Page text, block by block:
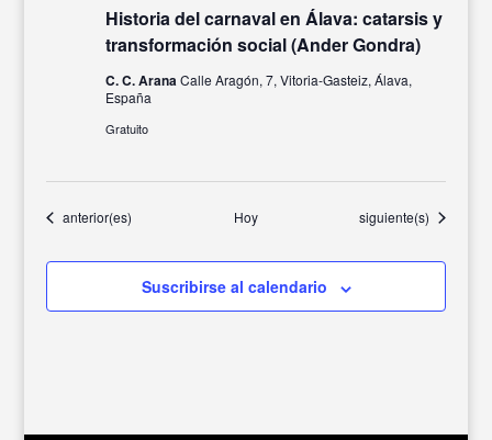
Historia del carnaval en Álava: catarsis y
transformación social (Ander Gondra)
C. C. AranaCalle Aragón, 7, Vitoria-Gasteiz, Álava,
España
Gratuito
Eventos
anterior(es) Hoy Eventos
siguiente(s)
Suscribirse al calendario